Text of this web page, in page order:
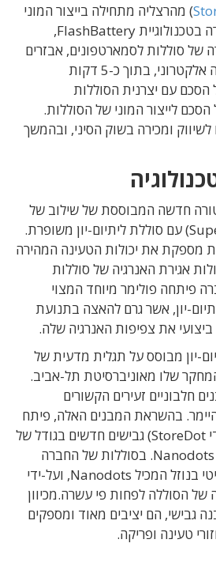
) מהרצליה מתחילה בייצור המוני
של סוללות לטעינה מהירה בטכנולוגיית FlashBattery,
של סוללות לסמארטפונים, אבזרים
ניידים אחרים וציוד צריכה אלקטרוני, בתוך כ-5 דקות
עם יצרנית הסוללות
הסכם לייצור המוני של הסוללות.
ומכירה בשוק הסיני, ובהמשך
חדשה המבוססת של שילוב של
קבלי-על (Super Capacitor) עם סוללת ליתיום-יון משופרת.
מספקת את יכולות הטעינה המהירה
אגירת האנרגיה של סוללות
פיתחה פולימר מיוחד המצוי
יון, אשר גרם להאצה בתנועת
את צפיפות האנרגיה שלה.
יון מבוסס על תגלית מדעית של
שלו מאוניברסיטת תל-אביב.
מבנים חלבוניים זעירים הקשורים
בהשראת המבנים האלה, פיתח
פרופ' גיל רוזנמן (ממייסדי StoreDot) גבישים חדשים בגודל של
2 ננומטר כל אחד, בשם Nanodots. בסוללות של החברה
הוחלף הנוזל האלקטרוליטי בנוזל המכיל Nanodots, ועל-ידי
של הסוללה לפחות פי עשרה.מכיוון
גבישי, הם יציבים מאוד ומספקים
טעינה ופריקה.